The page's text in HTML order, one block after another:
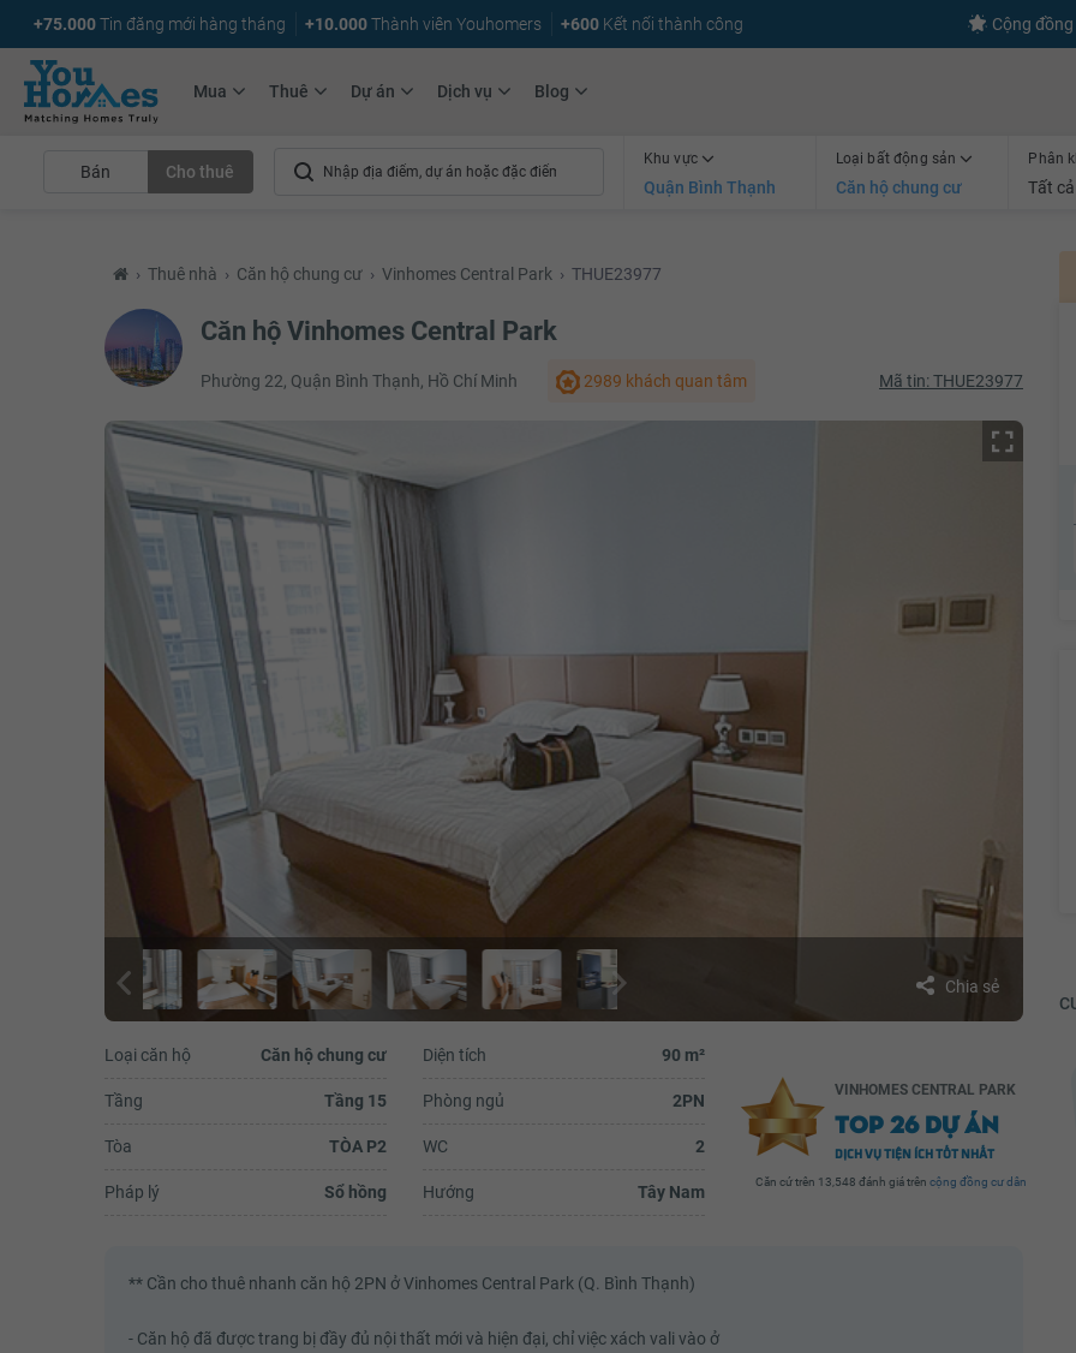
+75.000Tin đăng mới hàng tháng +10.000Thành viên Youhomers +600 Kết nối thành công Cộng
Mua Thuê Dự án Dịch vụ Blog
Bán Cho thuê
Khu vực
Quận Bình Thạnh
Loại bất động sản
Căn hộ chung cư
Phân
Tất cả
› Thuê nhà › Căn hộ chung cư › Vinhomes Central Park › THUE23977
Căn hộ Vinhomes Central Park
Phường 22, Quận Bình Thạnh, Hồ Chí Minh 2989 khách quan tâm Mã tin: THUE23977
Chia sẻ
Loại căn hộ Căn hộ chung cư
Tầng Tầng 15
Tòa TÒA P2
Pháp lý Sổ hồng
Diện tích 90 m²
Phòng ngủ 2PN
WC 2
Hướng Tây Nam
VINHOMES CENTRAL PARK
TOP 26 DỰ ÁN
DỊCH VỤ TIỆN ÍCH TỐT NHẤT
Căn cứ trên 13,548 đánh giá trên cộng đồng cư dân
** Cần cho thuê nhanh căn hộ 2PN ở Vinhomes Central Park (Q. Bình Thạnh)
- Căn hộ đã được trang bị đầy đủ nội thất mới và hiện đại, chỉ việc xách vali vào ở
An Ninh VCP.----------
Xem đầy đủ
Nguyễn Trang
*Lời cảm ơn đến tổ bảo vệ Vinhome tòa
Hồng Nguyễn
*Người tốt - Việc tốt*---------------------Tối